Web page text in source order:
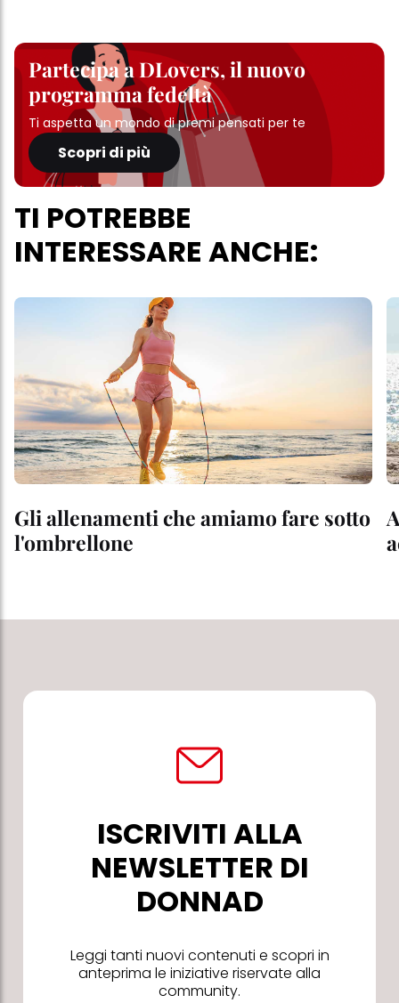
Partecipa a DLovers, il nuovo
programma fedeltà
Ti aspetta un mondo di premi pensati per te
Scopri di più
TI POTREBBE
INTERESSARE ANCHE:
Gli allenamenti che amiamo fare sotto
l'ombrellone
ISCRIVITI ALLA
NEWSLETTER DI
DONNAD
Leggi tanti nuovi contenuti e scopri in
anteprima le iniziative riservate alla
community.